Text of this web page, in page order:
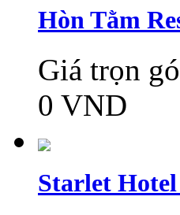
Hòn Tằm
Giá trọn
0 VND
Starlet Hotel